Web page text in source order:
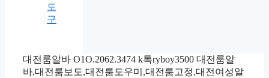
도
구
대전룸알바 O1O.2062.3474 k톡ryboy3500 대전룸알
바,대전룸보도,대전룸도우미,대전룸고정,대전여성알